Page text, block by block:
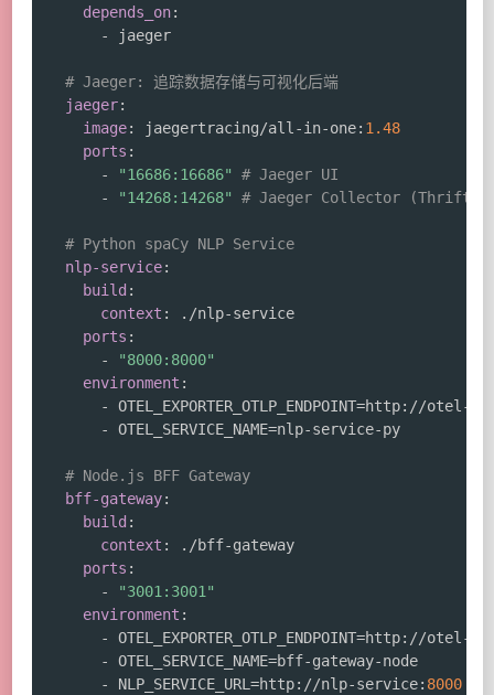
depends_on:
- jaeger
# Jaeger: 追踪数据存储与可视化后端
jaeger:
image: jaegertracing/all -in-one: 1.48
ports :
-
"16686:16686"
# Jaeger UI
-
"14268:14268" # Jaeger Collector (Thrift
# Python spaCy NLP Service
nlp-service:
build :
context : ./nlp-service
ports :
-
"8000:8000"
environment :
- OTEL_EXPORTER_OTLP_ENDPOINT=http: //otel -
- OTEL_SERVICE_NAME=nlp-service-py
# Node.js BFF Gateway
bff-gateway:
build :
context : ./bff-gateway
ports :
-
"3001:3001"
environment :
- OTEL_EXPORTER_OTLP_ENDPOINT=http: //otel -
- OTEL_SERVICE_NAME=bff-gateway-node
- NLP_SERVICE_URL=http: //nlp-service: 8000